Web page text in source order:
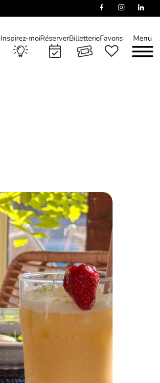
Menu
Inspirez-moiRéserverBilletterieFavoris